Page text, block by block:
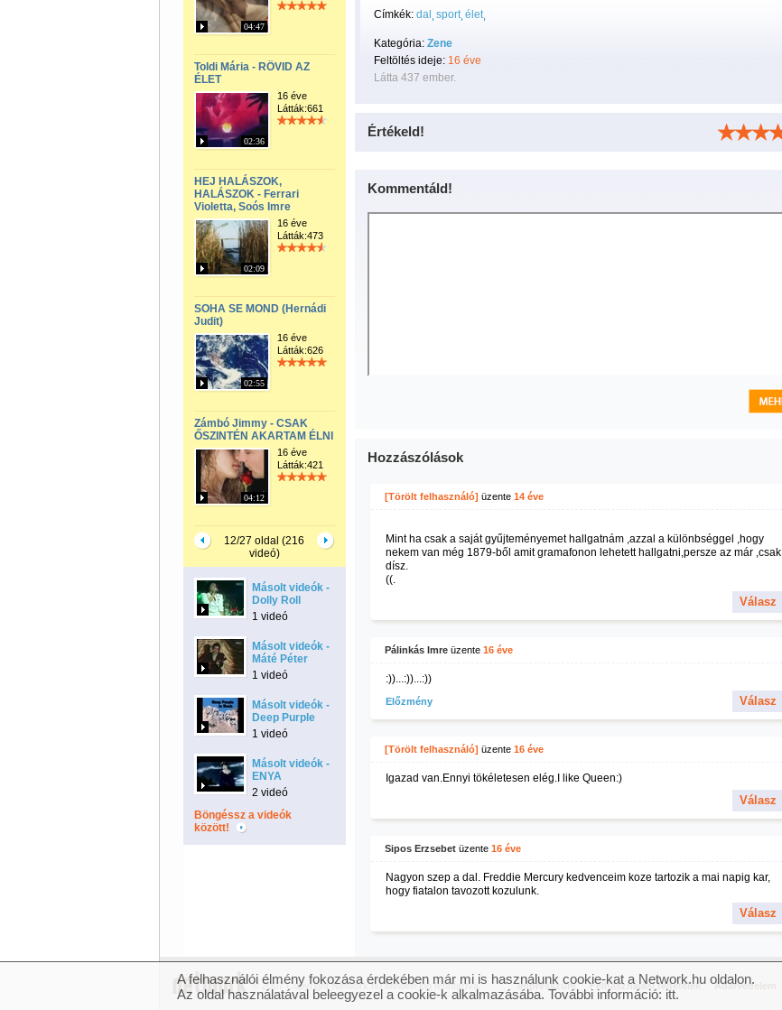
04:47
Toldi Mária - RÖVID AZ
ÉLET
02:36
16 éve
Látták:661
HEJ HALÁSZOK,
HALÁSZOK - Ferrari
Violetta, Soós Imre
02:09
16 éve
Látták:473
SOHA SE MOND (Hernádi
Judit)
02:55
16 éve
Látták:626
Zámbó Jimmy - CSAK
ŐSZINTÉN AKARTAM ÉLNI
04:12
16 éve
Látták:421
12/27 oldal (216
videó)
Másolt videók -
Dolly Roll
1 videó
Másolt videók -
Máté Péter
1 videó
Másolt videók -
Deep Purple
1 videó
Másolt videók -
ENYA
2 videó
Böngéssz a videók
között!
Címkék: dal sport élet
Kategória: Zene
Feltöltés ideje: 16 éve
Látta 437 ember.
Értékeld!
Kommentáld!
Hozzászólások
[Törölt felhasználó] üzente 14 éve
Mint ha csak a saját gyűjteményemet hallgatnám ,azzal a különbséggel ,hogy
nekem van még 1879-ből amit gramafonon lehetett hallgatni,persze az már ,csak
dísz.
((.
Válasz
Pálinkás Imreüzente 16 éve
:))...:))...:))
Előzmény Válasz
[Törölt felhasználó] üzente 16 éve
Igazad van.Ennyi tökéletesen elég.I like Queen:)
Válasz
Sipos Erzsebetüzente 16 éve
Nagyon szep a dal. Freddie Mercury kedvenceim koze tartozik a mai napig kar,
hogy fiatalon tavozott kozulunk.
Válasz
© 2007 Copyright Network.hu Minden jog fenntartva. Impresszum Felhasználási feltételek Adatvédelem
A felhasználói élmény fokozása érdekében már mi is használunk cookie-kat a Network.hu oldalon.
Az oldal használatával beleegyezel a cookie-k alkalmazásába. További információ: itt.